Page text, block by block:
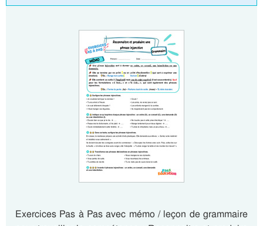
Exercices Pas à Pas avec mémo / leçon de grammaire